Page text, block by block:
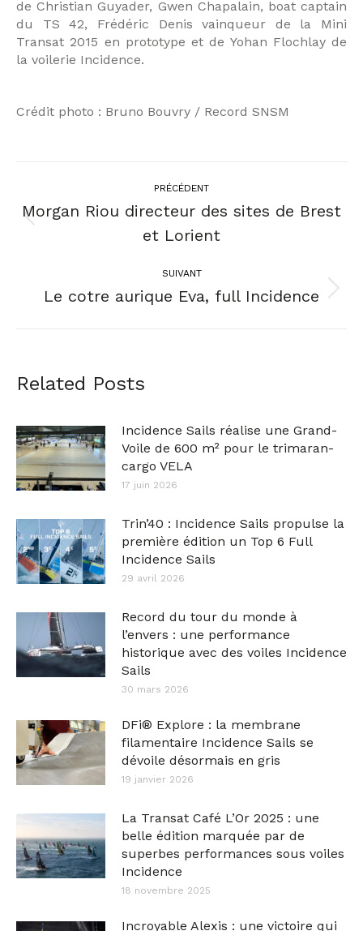
de Christian Guyader, Gwen Chapalain, boat captain
du TS 42, Frédéric Denis vainqueur de la Mini
Transat 2015 en prototype et de Yohan Flochlay de
la voilerie Incidence.
Crédit photo : Bruno Bouvry / Record SNSM
PRÉCÉDENT
Morgan Riou directeur des sites de Brest
et Lorient
SUIVANT
Le cotre aurique Eva, full Incidence
Related Posts
Incidence Sails réalise une Grand-
Voile de 600 m² pour le trimaran-
cargo VELA
17 juin 2026
Trin’40 : Incidence Sails propulse la
première édition un Top 6 Full
Incidence Sails
29 avril 2026
Record du tour du monde à
l’envers : une performance
historique avec des voiles Incidence
Sails
30 mars 2026
DFi® Explore : la membrane
filamentaire Incidence Sails se
dévoile désormais en gris
19 janvier 2026
La Transat Café L’Or 2025 : une
belle édition marquée par de
superbes performances sous voiles
Incidence
18 novembre 2025
Incroyable Alexis : une victoire qui